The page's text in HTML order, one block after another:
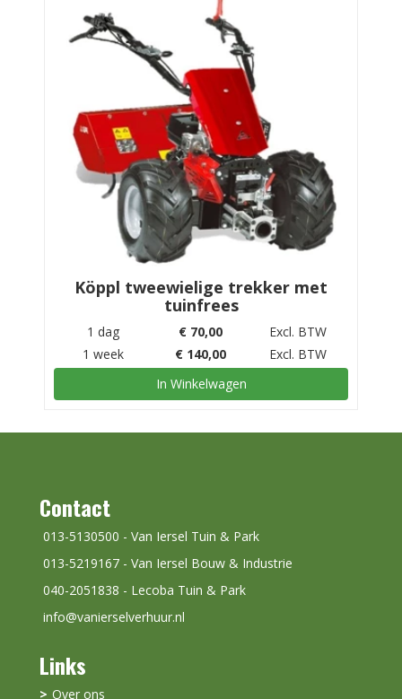
Köppl tweewielige trekker met
tuinfrees
1 dag € 70,00
Excl. BTW
1 week
€ 140,00
Excl. BTW
In Winkelwagen
Links
Over ons
Contact
013-5130500 - Van Iersel Tuin & Park
013-5219167 - Van Iersel Bouw & Industrie
040-2051838 - Lecoba Tuin & Park
info@vanierselverhuur.nl